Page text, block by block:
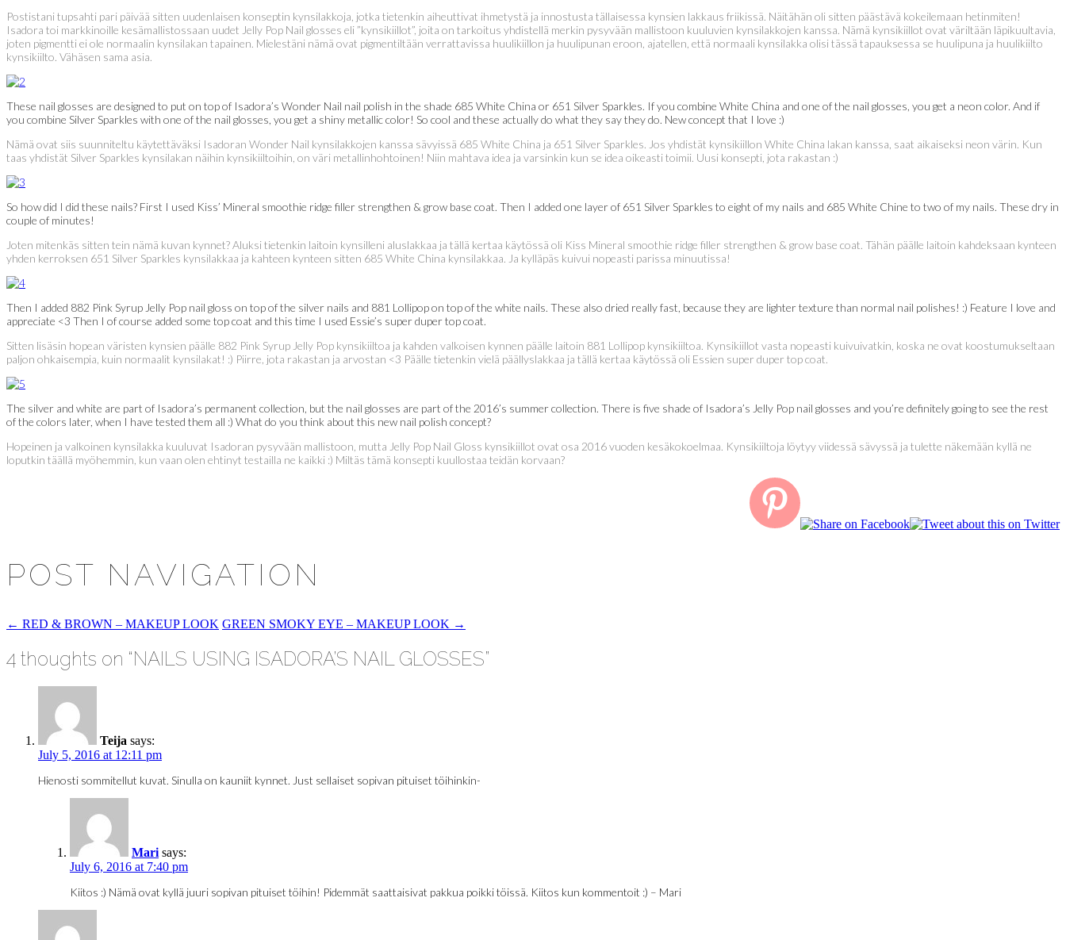
Postistani tupsahti pari päivää sitten uudenlaisen konseptin kynsilakkoja, jotka tietenkin aiheuttivat ihmetystä ja innostusta tällaisessa kynsien lakkaus friikissä. Näitähän oli sitten päästävä kokeilemaan hetinmiten!
Isadora toi markkinoille kesämallistossaan uudet Jelly Pop Nail glosses eli ”kynsikiillot”, joita on tarkoitus yhdistellä merkin pysyvään mallistoon kuuluvien kynsilakkojen kanssa. Nämä kynsikiillot ovat väriltään läpikuultavia,
joten pigmentti ei ole normaalin kynsilakan tapainen. Mielestäni nämä ovat pigmentiltään verrattavissa huulikiillon ja huulipunan eroon, ajatellen, että normaali kynsilakka olisi tässä tapauksessa se huulipuna ja huulikiilto
kynsikiilto. Vähäsen sama asia.
These nail glosses are designed to put on top of Isadora’s Wonder Nail nail polish in the shade 685 White China or 651 Silver Sparkles. If you combine White China and one of the nail glosses, you get a neon color. And if
you combine Silver Sparkles with one of the nail glosses, you get a shiny metallic color! So cool and these actually do what they say they do. New concept that I love :)
Nämä ovat siis suunniteltu käytettäväksi Isadoran Wonder Nail kynsilakkojen kanssa sävyissä 685 White China ja 651 Silver Sparkles. Jos yhdistät kynsikiillon White China lakan kanssa, saat aikaiseksi neon värin. Kun
taas yhdistät Silver Sparkles kynsilakan näihin kynsikiiltoihin, on väri metallinhohtoinen! Niin mahtava idea ja varsinkin kun se idea oikeasti toimii. Uusi konsepti, jota rakastan :)
So how did I did these nails? First I used Kiss’ Mineral smoothie ridge filler strengthen & grow base coat. Then I added one layer of 651 Silver Sparkles to eight of my nails and 685 White Chine to two of my nails. These dry in
couple of minutes!
Joten mitenkäs sitten tein nämä kuvan kynnet? Aluksi tietenkin laitoin kynsilleni aluslakkaa ja tällä kertaa käytössä oli Kiss Mineral smoothie ridge filler strengthen & grow base coat. Tähän päälle laitoin kahdeksaan kynteen
yhden kerroksen 651 Silver Sparkles kynsilakkaa ja kahteen kynteen sitten 685 White China kynsilakkaa. Ja kylläpäs kuivui nopeasti parissa minuutissa!
Then I added 882 Pink Syrup Jelly Pop nail gloss on top of the silver nails and 881 Lollipop on top of the white nails. These also dried really fast, because they are lighter texture than normal nail polishes! :) Feature I love and
appreciate <3 Then I of course added some top coat and this time I used Essie’s super duper top coat.
Sitten lisäsin hopean väristen kynsien päälle 882 Pink Syrup Jelly Pop kynsikiiltoa ja kahden valkoisen kynnen päälle laitoin 881 Lollipop kynsikiiltoa. Kynsikiillot vasta nopeasti kuivuivatkin, koska ne ovat koostumukseltaan
paljon ohkaisempia, kuin normaalit kynsilakat! :) Piirre, jota rakastan ja arvostan <3 Päälle tietenkin vielä päällyslakkaa ja tällä kertaa käytössä oli Essien super duper top coat.
The silver and white are part of Isadora’s permanent collection, but the nail glosses are part of the 2016’s summer collection. There is five shade of Isadora’s Jelly Pop nail glosses and you’re definitely going to see the rest
of the colors later, when I have tested them all :) What do you think about this new nail polish concept?
Hopeinen ja valkoinen kynsilakka kuuluvat Isadoran pysyvään mallistoon, mutta Jelly Pop Nail Gloss kynsikiillot ovat osa 2016 vuoden kesäkokoelmaa. Kynsikiiltoja löytyy viidessä sävyssä ja tulette näkemään kyllä ne
loputkin täällä myöhemmin, kun vaan olen ehtinyt testailla ne kaikki :) Miltäs tämä konsepti kuullostaa teidän korvaan?
POST NAVIGATION
← RED & BROWN – MAKEUP LOOK GREEN SMOKY EYE – MAKEUP LOOK →
4 thoughts on “NAILS USING ISADORA’S NAIL GLOSSES”
Teija says:
July 5, 2016 at 12:11 pm
Hienosti sommitellut kuvat. Sinulla on kauniit kynnet. Just sellaiset sopivan pituiset töihinkin-
Mari says:
July 6, 2016 at 7:40 pm
Kiitos :) Nämä ovat kyllä juuri sopivan pituiset töihin! Pidemmät saattaisivat pakkua poikki töissä. Kiitos kun kommentoit :) – Mari